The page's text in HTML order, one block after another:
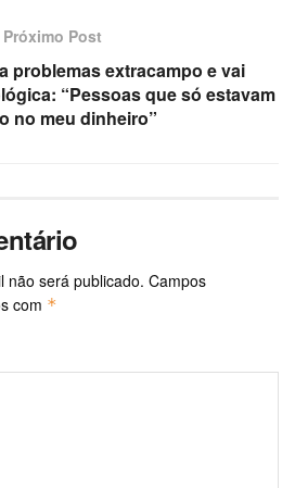
Próximo Post
problemas extracampo e vai
“Pessoas que só estavam
no meu dinheiro”
não será publicado. Campos
com *